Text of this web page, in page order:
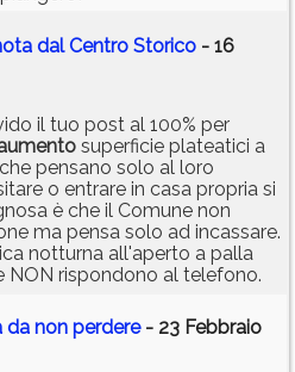
dal Centro Storico - 16
il tuo post al 100% per
superficie plateatici a
pensano solo al loro
o entrare in casa propria si
è che il Comune non
ma pensa solo ad incassare.
notturna all'aperto a palla
NON rispondono al telefono.
da non perdere- 23 Febbraio